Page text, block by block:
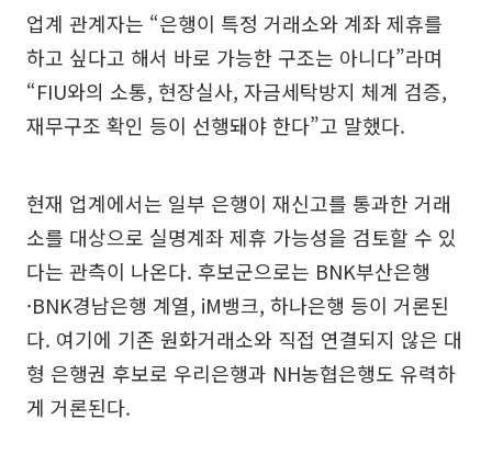
업계 관계자는 “은행이 특정 거래소와 계좌 제휴를
하고 싶다고 해서 바로 가능한 구조는 아니다”라며
“FIU와의 소통, 현장실사, 자금세탁방지 체계 검증,
재무구조 확인 등이 선행돼야 한다”고 말했다.
현재 업계에서는 일부 은행이 재신고를 통과한 거래
소를 대상으로 실명계좌 제휴 가능성을 검토할 수 있
다는 관측이 나온다. 후보군으로는 BNK부산은행
·BNK경남은행 계열, iM뱅크, 하나은행 등이 거론된
다. 여기에 기존 원화거래소와 직접 연결되지 않은 대
형 은행권 후보로 우리은행과 NH농협은행도 유력하
게 거론된다.